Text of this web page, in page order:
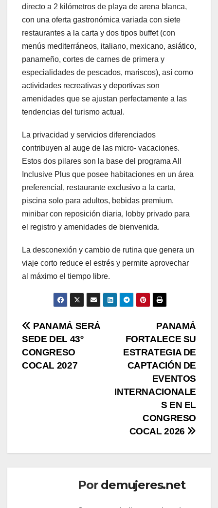
directo a 2 kilómetros de playa de arena blanca,
con una oferta gastronómica variada con siete
restaurantes a la carta y dos tipos buffet (con
menús mediterráneos, italiano, mexicano, asiático,
panameño, cortes de carnes de primera y
especialidades de pescados, mariscos), así como
actividades recreativas y deportivas son
amenidades que se ajustan perfectamente a las
tendencias del turismo actual.
La privacidad y servicios diferenciados
contribuyen al auge de las micro- vacaciones.
Estos dos pilares son la base del programa All
Inclusive Plus que posee habitaciones en un área
preferencial, restaurante exclusivo a la carta,
piscina solo para adultos, bebidas premium,
minibar con reposición diaria, lobby privado para
el registro y amenidades de bienvenida.
La desconexión y cambio de rutina que genera un
viaje corto reduce el estrés y permite aprovechar
al máximo el tiempo libre.
Navegación
de
entradas
PANAMÁ
FORTALECE SU
ESTRATEGIA DE
CAPTACIÓN DE
EVENTOS
INTERNACIONALE
S EN EL
CONGRESO
COCAL 2026
PANAMÁ SERÁ
SEDE DEL 43º
CONGRESO
COCAL 2027
Por demujeres.net